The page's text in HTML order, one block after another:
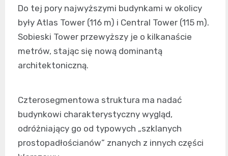
Do tej pory najwyższymi budynkami w okolicy
były Atlas Tower (116 m) i Central Tower (115 m).
Sobieski Tower przewyższy je o kilkanaście
metrów, stając się nową dominantą
architektoniczną.
Czterosegmentowa struktura ma nadać
budynkowi charakterystyczny wygląd,
odróżniający go od typowych „szklanych
prostopadłościanów” znanych z innych części